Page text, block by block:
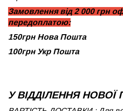
Замовлення від 2 000 грн
передоплатою:
150грн Нова Пошта
100грн Укр Пошта
У ВІДДІЛЕННЯ